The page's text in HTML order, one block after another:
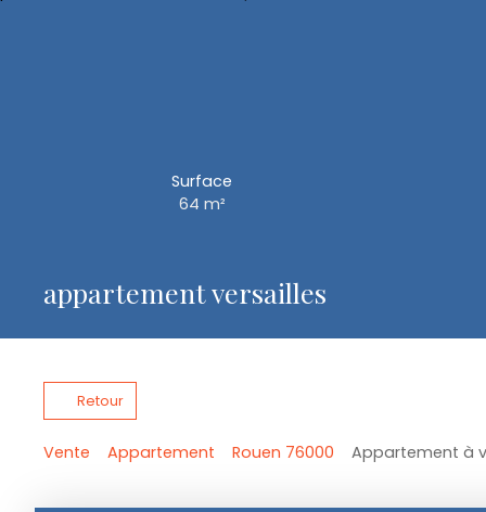
Surface
64 m²
appartement versailles
Retour
Vente Appartement Rouen 76000 Appartement à